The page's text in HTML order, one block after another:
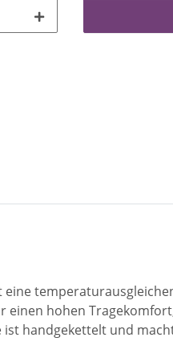
einen hohen
handgekettelt und